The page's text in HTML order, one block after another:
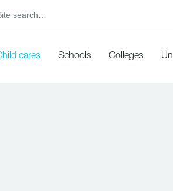
cares Schools Colleges